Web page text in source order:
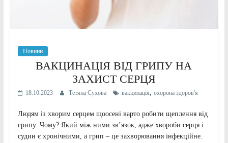
Новини
ВАКЦИНАЦІЯ ВІД ГРИПУ НА
ЗАХИСТ СЕРЦЯ
18.10.2023 Тетяна Сухова вакцинація, охорона здоров'я
Людям із хворим серцем щоосені варто робити щеплення від
грипу. Чому? Який між ними зв’язок, адже хвороби серця і
судин є хронічними, а грип – це захворювання інфекційне.